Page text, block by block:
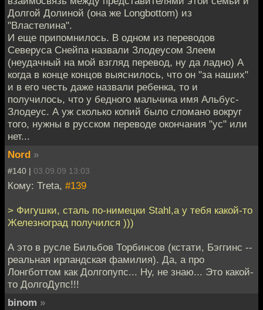
Долгой Долиной (она же Longbottom) из
"Властелина".
И еще припомнилось. В одном из переводов
Северуса Снейпа назвали Злодеусом Злеем
(неудачный на мой взгляд перевод, ну да ладно) А
когда в конце концов выяснилось, что он "за наших"
и в его честь даже назвали ребенка, то и
получилось, что у бедного мальчика имя Альбус-
Злодеус. А уж сколько копий было сломано вокруг
того, нужны в русском переводе окончания "ус" или
нет...
Nord »
#140 | 03.09.09 13:03
Кому: Treta, #139
> Фигушки, сталь по-нимецки Stahl,а у тебя какой-то
Железноград получился )))
А это в русле Бильбов Торбинсов (кстати, Бэггинс --
реальная ирландская фамилия). Да, а про
Лонгботтом как Долгопупс... Ну, не знаю... Это какой-
то ДолгоДупс!!!
binom »